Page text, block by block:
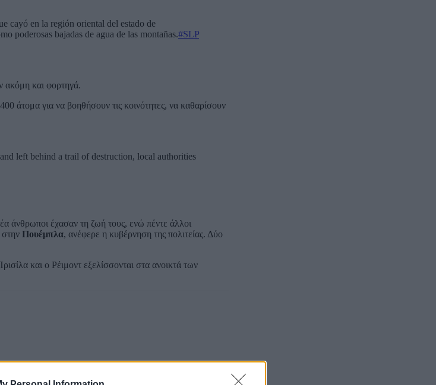
cayó en la región oriental del estado de
poderosas bajadas de agua de las montañas.#SLP
ακόμη και φορτηγά.
άτομα για να βοηθήσουν τις κοινότητες, να καθαρίσουν
left behind a trail of destruction, local authorities
άνθρωποι έχασαν τη ζωή τους, ενώ πέντε άλλοι
στην Πουέμπλα, ανέφερε η κυβέρνηση της πολιτείας. Δύο
και ο Ρέιμοντ εξελίσσονται στα ανοικτά των